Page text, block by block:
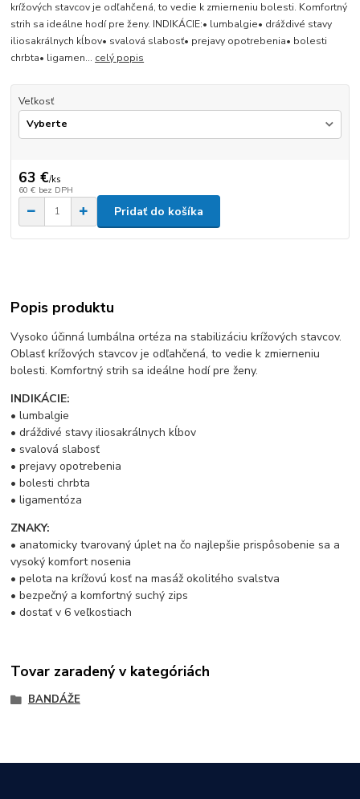
krížových stavcov je odľahčená, to vedie k zmierneniu bolesti. Komfortný
strih sa ideálne hodí pre ženy. INDIKÁCIE:• lumbalgie• dráždivé stavy
iliosakrálnych kĺbov• svalová slabosť• prejavy opotrebenia• bolesti
chrbta• ligamen... celý popis
Veľkosť
63 €/ks
60 € bez DPH
Pridať do košíka
Popis produktu
Vysoko účinná lumbálna ortéza na stabilizáciu krížových stavcov.
Oblasť krížových stavcov je odľahčená, to vedie k zmierneniu
bolesti. Komfortný strih sa ideálne hodí pre ženy.
INDIKÁCIE:
• lumbalgie
• dráždivé stavy iliosakrálnych kĺbov
• svalová slabosť
• prejavy opotrebenia
• bolesti chrbta
• ligamentóza
ZNAKY:
• anatomicky tvarovaný úplet na čo najlepšie prispôsobenie sa a
vysoký komfort nosenia
• pelota na krížovú kosť na masáž okolitého svalstva
• bezpečný a komfortný suchý zips
• dostať v 6 veľkostiach
Tovar zaradený v kategóriách
BANDÁŽE